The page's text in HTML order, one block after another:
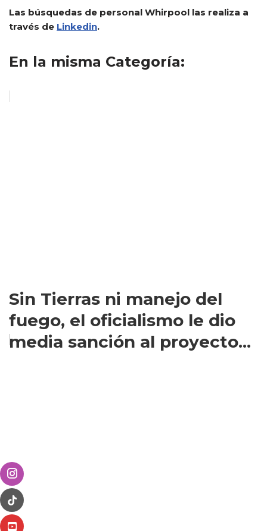
Las búsquedas de personal Whirpool las realiza a
través de Linkedin.
En la misma Categoría:
Sin Tierras ni manejo del
fuego, el oficialismo le dio
media sanción al proyecto...